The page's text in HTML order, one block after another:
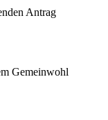
Antrag
Gemeinwohl